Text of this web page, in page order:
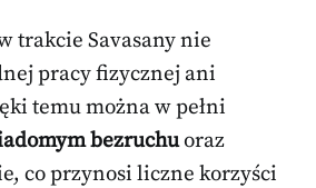
trakcie Savasany nie
pracy fizycznej ani
temu można w pełni
bezruchuoraz
co przynosi liczne korzyści